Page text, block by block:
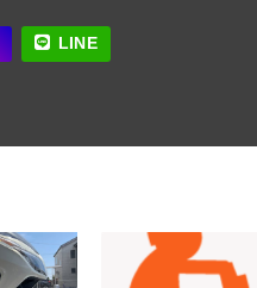
LINE